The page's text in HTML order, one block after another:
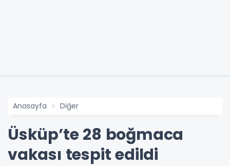
Anasayfa Diğer
Üsküp’te 28 boğmaca
vakası tespit edildi